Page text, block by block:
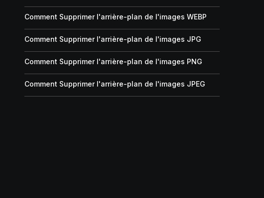
Comment Supprimer l'arrière-plan de l'images WEBP
Comment Supprimer l'arrière-plan de l'images JPG
Comment Supprimer l'arrière-plan de l'images PNG
Comment Supprimer l'arrière-plan de l'images JPEG